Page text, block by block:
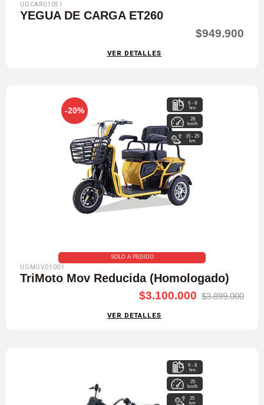
UGCAR01051
YEGUA DE CARGA ET260
$949.900
VER DETALLES
-20%
6 - 8
hrs
28
km/h
15 - 25
km
SOLO A PEDIDO
UGMOV01001
TriMoto Mov Reducida (Homologado)
$3.100.000 $3.899.000
VER DETALLES
6 - 8
hrs
25
km/h
25
km